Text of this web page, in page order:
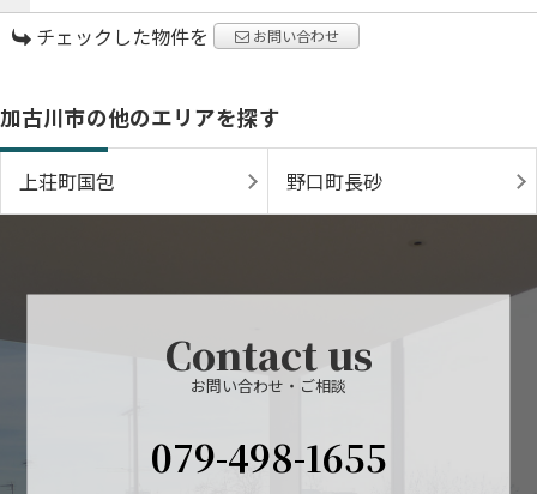
チェックした物件を お問い合わせ
加古川市の他のエリアを探す
上荘町国包 野口町長砂
Contact us
お問い合わせ・ご相談
079-498-1655